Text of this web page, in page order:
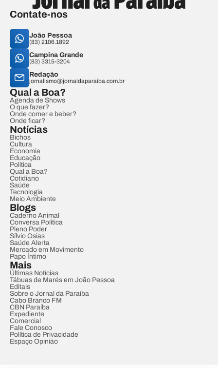
Contate-nos
João Pessoa
(83) 2106.1892
Campina Grande
(83) 3315-3204
Redação
jornalismo@jornaldaparaiba.com.br
Qual a Boa?
Agenda de Shows
O que fazer?
Onde comer e beber?
Onde ficar?
Notícias
Bichos
Cultura
Economia
Educação
Política
Qual a Boa?
Cotidiano
Saúde
Tecnologia
Meio Ambiente
Blogs
Caderno Animal
Conversa Política
Pleno Poder
Sílvio Osias
Saúde Alerta
Mercado em Movimento
Papo Íntimo
Mais
Últimas Notícias
Tábuas de Marés em João Pessoa
Editais
Sobre o Jornal da Paraíba
Cabo Branco FM
CBN Paraíba
Expediente
Comercial
Fale Conosco
Política de Privacidade
Espaço Opinião